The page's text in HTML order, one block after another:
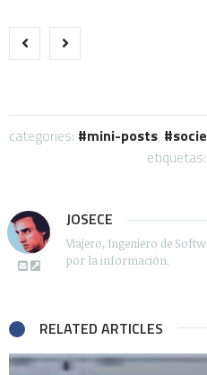
categories: mini-posts,
etiquetas:
JOSECE
Viajero, Ingeniero de
por la información.
RELATED ARTICLES